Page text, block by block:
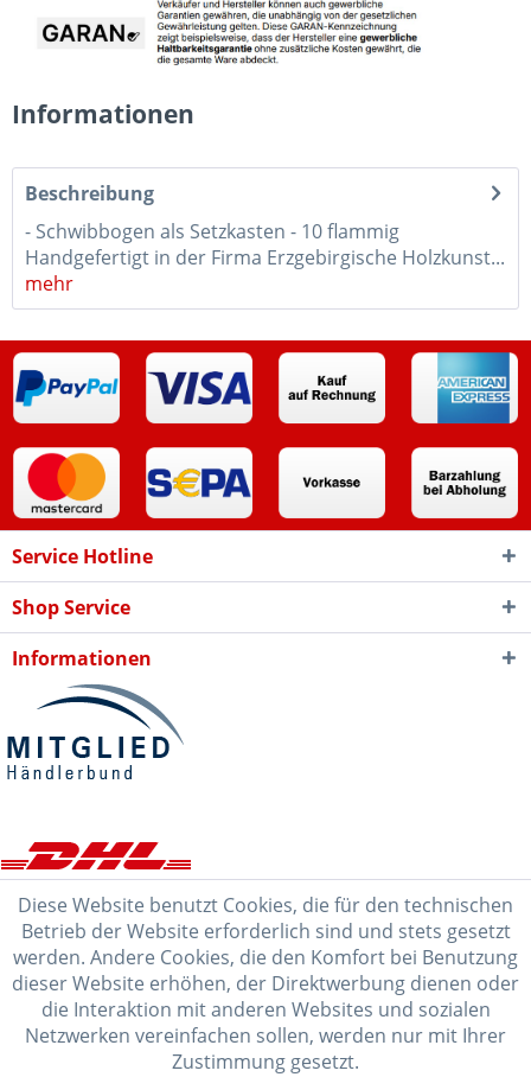
Informationen
Beschreibung
- Schwibbogen als Setzkasten - 10 flammig
Handgefertigt in der Firma Erzgebirgische Holzkunst...
mehr
Service Hotline
Shop Service
Informationen
Diese Website benutzt Cookies, die für den technischen
Betrieb der Website erforderlich sind und stets gesetzt
werden. Andere Cookies, die den Komfort bei Benutzung
dieser Website erhöhen, der Direktwerbung dienen oder
die Interaktion mit anderen Websites und sozialen
Netzwerken vereinfachen sollen, werden nur mit Ihrer
Zustimmung gesetzt.